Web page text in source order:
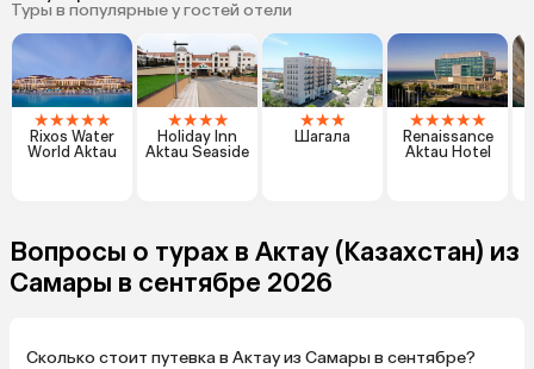
Туры в популярные у гостей отели
★★★★★
Rixos Water
World Aktau
★★★★
Holiday Inn
Aktau Seaside
★★★
Шагала
★★★★★
Renaissance
Aktau Hotel
Вопросы о турах в Актау (Казахстан) из
Самары в сентябре 2026
Сколько стоит путевка в Актау из Самары в сентябре?